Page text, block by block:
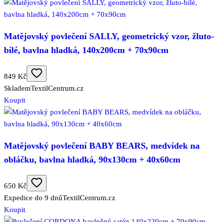
Matějovský povlečení SALLY, geometrický vzor, žluto-
bílé, bavlna hladká, 140x200cm + 70x90cm
849 Kč
SklademTextilCentrum.cz
Koupit
Matějovský povlečení BABY BEARS, medvídek na
obláčku, bavlna hladká, 90x130cm + 40x60cm
650 Kč
Expedice do 9 dnůTextilCentrum.cz
Koupit